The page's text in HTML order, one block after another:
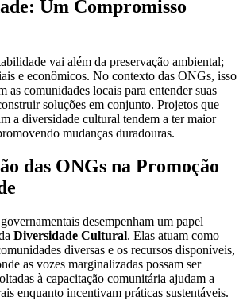
Um Compromisso
vai além da preservação ambiental;
e econômicos. No contexto das ONGs, isso
as comunidades locais para entender suas
soluções em conjunto. Projetos que
a diversidade cultural tendem a ter maior
mudanças duradouras.
das ONGs na Promoção
desempenham um papel
Diversidade Cultural. Elas atuam como
diversas e os recursos disponíveis,
as vozes marginalizadas possam ser
à capacitação comunitária ajudam a
enquanto incentivam práticas sustentáveis.